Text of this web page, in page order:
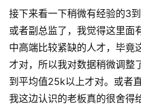
接下来看一下稍微有经验的3
或者副总监了，我觉得这里面
中高端比较紧缺的人才，毕竟
才对，所以我对数据稍微调整
到平均值25k以上才对。或者
我这边认识的老板真的很舍得